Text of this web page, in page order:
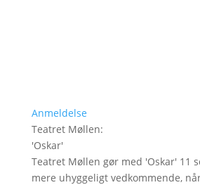
Anmeldelse
Teatret Møllen:
'Oskar'
Teatret Møllen gør med 'Oskar' 11
mere uhyggeligt vedkommende,